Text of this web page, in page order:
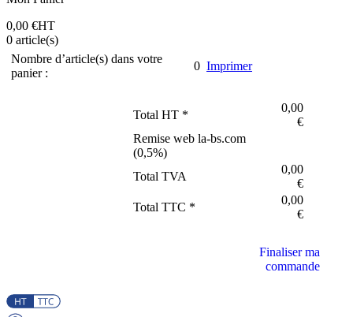
0,00 €HT
0 article(s)
Nombre d’article(s) dans votre
panier :
0 Imprimer
Total HT *
0,00
€
Remise web la-bs.com
(0,5%)
Total TVA
0,00
€
Total TTC *
0,00
€
Finaliser ma
commande